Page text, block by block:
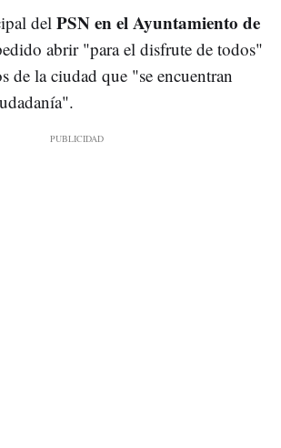
del PSN en el Ayuntamiento de
abrir "para el disfrute de todos"
de la ciudad que "se encuentran